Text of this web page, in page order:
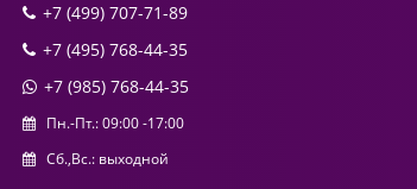
+7 (499) 707-71-89
+7 (495) 768-44-35
+7 (985) 768-44-35
Пн.-Пт.: 09:00 -17:00
Сб.,Вс.: выходной